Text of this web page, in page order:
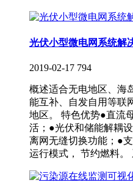
光伏小型微电网系统解
2019-02-17 794
概述适合无电地区、海
能互补、自发自用等联
地区。 特色优势●直流
活；●光伏和储能解耦
离网无缝切换功能；●
运行模式， 节约燃料。